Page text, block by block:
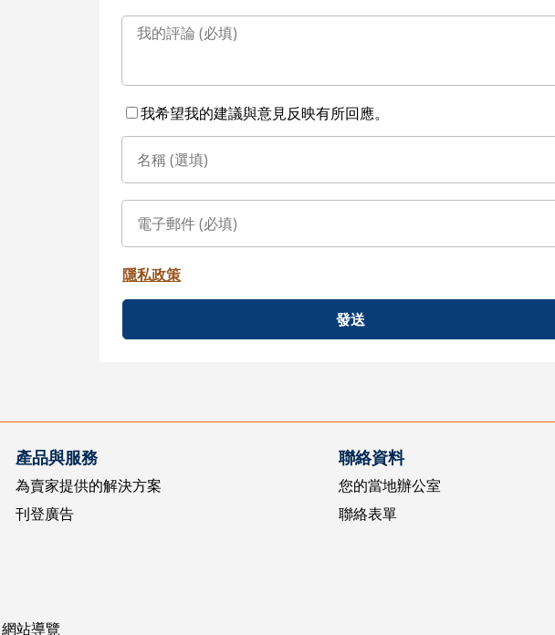
我希望我的建議與意見反映有所回應。
隱私政策
發送
產品與服務
為賣家提供的解決方案
刊登廣告
聯絡資料
您的當地辦公室
聯絡表單
網站導覽